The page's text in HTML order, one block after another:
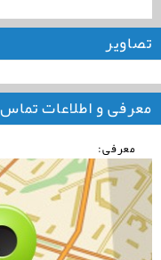
تصاویر
معرفی و اطلاعات تماس
معرفی: